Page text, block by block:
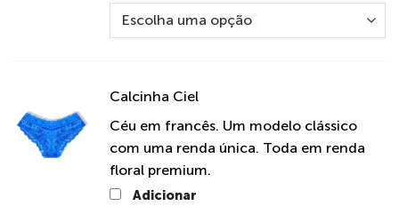
Calcinha Ciel
Céu em francês. Um modelo clássico
com uma renda única. Toda em renda
floral premium.
Adicionar